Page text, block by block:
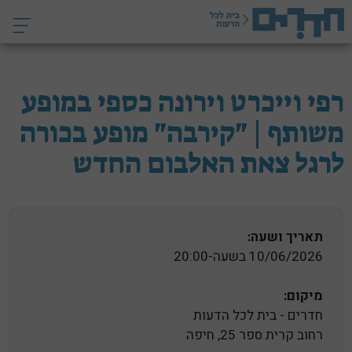
לדלג
לתוכן
רפי וייכרט וירונה כספי במופע
משותף | "קירבה" מופע בכורה
לרגל צאת האלבום החדש
תאריך ושעה:
10/06/2026 בשעה-20:00
מיקום:
חדרים - בית לכל הדעות
רחוב קרית ספר 25, חיפה